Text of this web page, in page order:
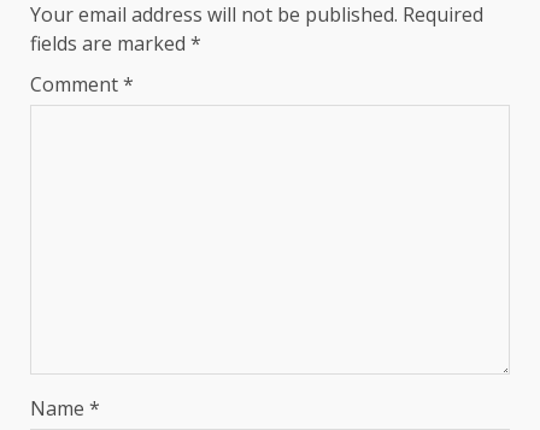
Your email address will not be published. Required
fields are marked *
Comment*
Name *